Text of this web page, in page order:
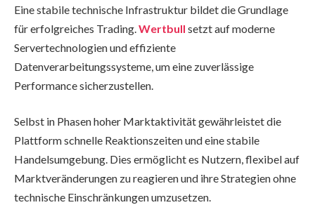
Eine stabile technische Infrastruktur bildet die Grundlage
für erfolgreiches Trading. Wertbull setzt auf moderne
Servertechnologien und effiziente
Datenverarbeitungssysteme, um eine zuverlässige
Performance sicherzustellen.
Selbst in Phasen hoher Marktaktivität gewährleistet die
Plattform schnelle Reaktionszeiten und eine stabile
Handelsumgebung. Dies ermöglicht es Nutzern, flexibel auf
Marktveränderungen zu reagieren und ihre Strategien ohne
technische Einschränkungen umzusetzen.